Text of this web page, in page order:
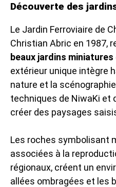
Découverte des
Le Jardin Ferroviaire de
Christian Abric en 1987,
beaux jardins miniatures
extérieur unique intègre
nature et la
techniques de NiwaKi et
créer des paysages
Les roches symbolisant
associées à la
régionaux, créent un
allées ombragées et les